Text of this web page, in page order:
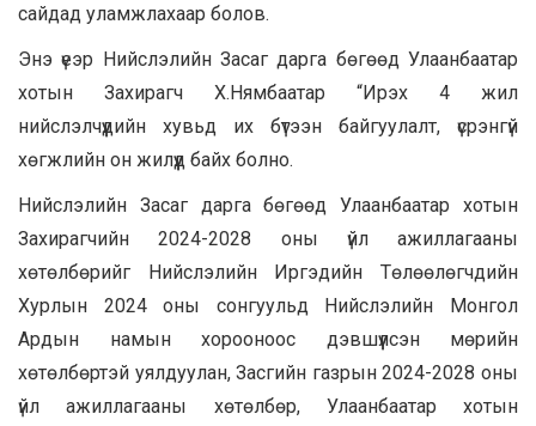
сайдад уламжлахаар болов.
Энэ үеэр Нийслэлийн Засаг дарга бөгөөд Улаанбаатар
хотын Захирагч Х.Нямбаатар “Ирэх 4 жил
нийслэлчүүдийн хувьд их бүтээн байгуулалт, үсрэнгүй
хөгжлийн он жилүүд байх болно.
Нийслэлийн Засаг дарга бөгөөд Улаанбаатар хотын
Захирагчийн 2024-2028 оны үйл ажиллагааны
хөтөлбөрийг Нийслэлийн Иргэдийн Төлөөлөгчдийн
Хурлын 2024 оны сонгуульд Нийслэлийн Монгол
Ардын намын хорооноос дэвшүүлсэн мөрийн
хөтөлбөртэй уялдуулан, Засгийн газрын 2024-2028 оны
үйл ажиллагааны хөтөлбөр, Улаанбаатар хотын